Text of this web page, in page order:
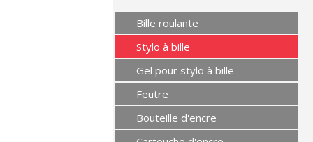
Bille roulante
Stylo à bille
Gel pour stylo à bille
Feutre
Bouteille d'encre